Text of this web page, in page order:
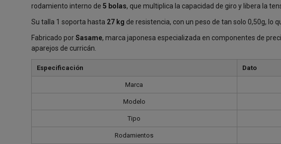
rodamiento interno de 5 bolas, que multiplica la capacidad de giro y libera la
Su talla 1 soporta hasta 27 kg de resistencia, con un peso de tan solo 0,50g, lo
Fabricado porSasame, marca japonesa especializada en componentes de
aparejos de curricán.
Especificación Dato
Marca
Modelo
Tipo
Rodamientos